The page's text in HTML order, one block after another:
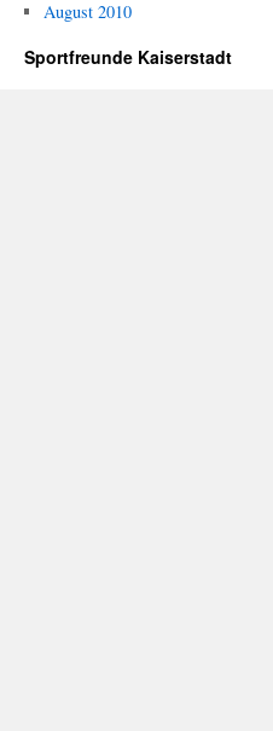
August 2010
Sportfreunde Kaiserstadt